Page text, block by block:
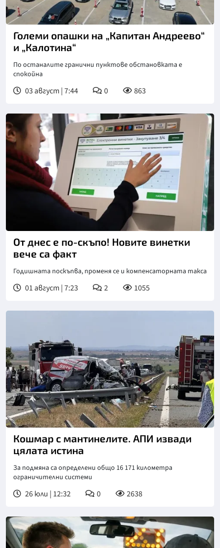
Големи опашки на „Капитан Андреево“
и „Калотина“
По останалите гранични пунктове обстановката е
спокойна
03 август | 7:44 0 863
От днес е по-скъпо! Новите винетки
вече са факт
Годишната поскъпва, променя се и компенсаторната такса
01 август | 7:23 2 1055
Кошмар с мантинелите. АПИ извади
цялата истина
За подмяна са определени общо 16 171 километра
ограничителни системи
26 юли | 12:32 0 2638